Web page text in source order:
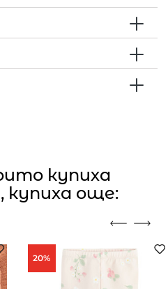
купиха
купиха още:
20%